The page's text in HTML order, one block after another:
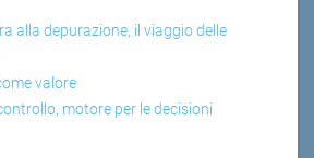
alla depurazione, il viaggio delle
valore
motore per le decisioni